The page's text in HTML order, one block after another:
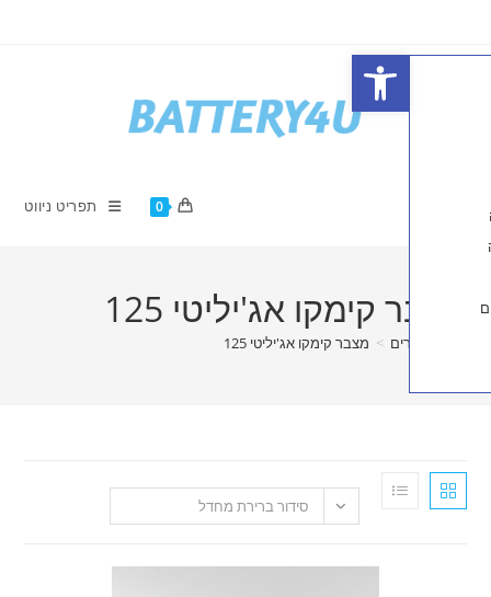
פתח סרגל נגישות
תפריט ניווט
אג'יליטי 125
מצבר קימקו אג'יליטי 125
סידור ברירת מחדל